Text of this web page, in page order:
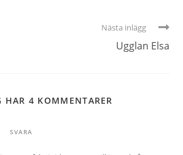
Nästa inlägg
Ugglan Elsa
HAR 4 KOMMENTARER
SVARA